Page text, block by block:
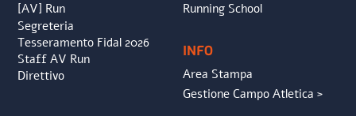
[AV] Run
Segreteria
Tesseramento Fidal 2026
Staff AV Run
Direttivo
Running School
INFO
Area Stampa
Gestione Campo Atletica >